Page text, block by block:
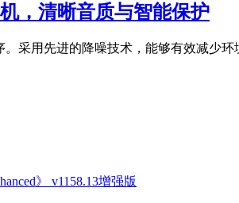
，清晰音质与智能保护
。采用先进的降噪技术，能够有效减
》 v1158.13增强版